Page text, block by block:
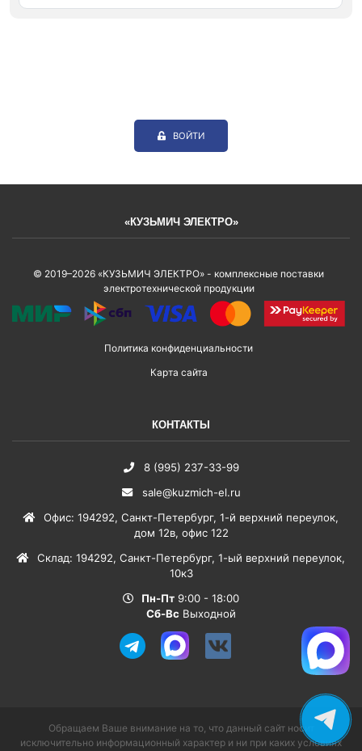
ВОЙТИ
«КУЗЬМИЧ ЭЛЕКТРО»
© 2019–2026 «КУЗЬМИЧ ЭЛЕКТРО» - комплексные поставки
электротехнической продукции
Политика конфиденциальности
Карта сайта
КОНТАКТЫ
8 (995) 237-33-99
sale@kuzmich-el.ru
Офис: 194292, Санкт-Петербург, 1-й верхний переулок,
дом 12в, офис 122
Склад: 194292, Санкт-Петербург, 1-ый верхний переулок,
10к3
Пн-Пт 9:00 - 18:00
Сб-Вс Выходной
Обращаем Ваше внимание на то, что данный сайт носит
исключительно информационный характер и ни при каких условиях